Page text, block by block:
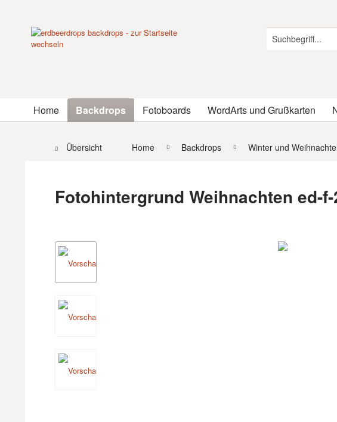
Home Backdrops Fotoboards WordArts und Grußkarten
Übersicht Home Backdrops Winter und
Fotohintergrund Weihnachten ed-